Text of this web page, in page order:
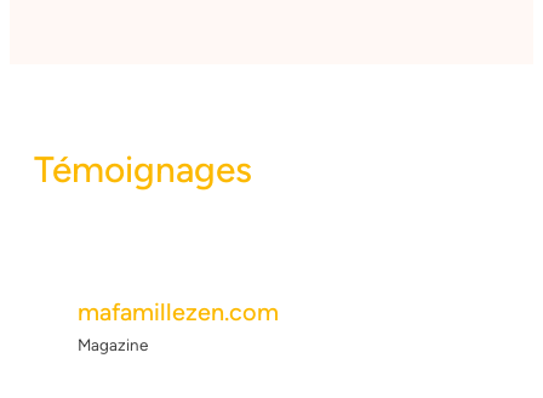
Témoignages
mafamillezen.com
Magazine